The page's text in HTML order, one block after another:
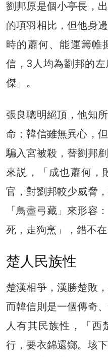
劉邦原是個小亭長，
的項羽相比，但他身
時的蕭何、能運籌帷
信，3人均為劉邦的
傑」。
張良聰明絕頂，他知
命；韓信雖無異心，
騙入宮被殺，替劉邦
來説，「成也蕭何，
官，對劉邦較少威脅
「鳥盡弓藏」來形容
死，走狗烹」，錯不在
楚人民族性
楚漢相爭，漢勝楚敗
而韓信則是一個傳奇
人有其民族性，「西
行，要衣錦還鄉。垓